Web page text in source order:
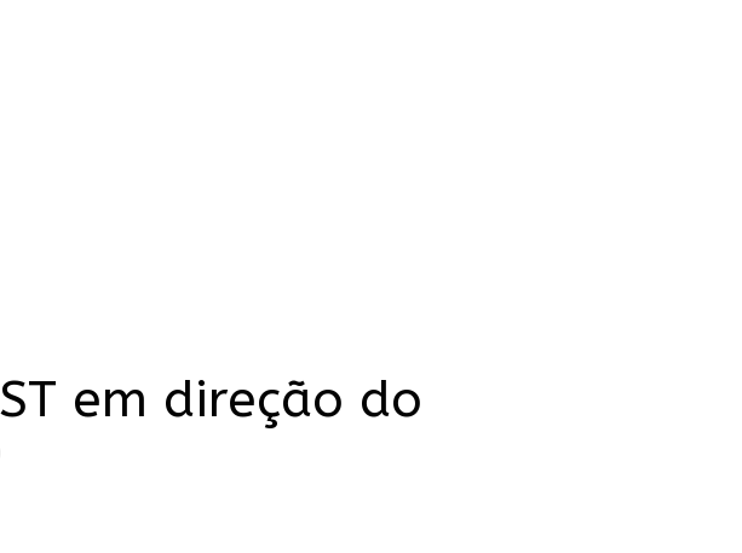
em direção do